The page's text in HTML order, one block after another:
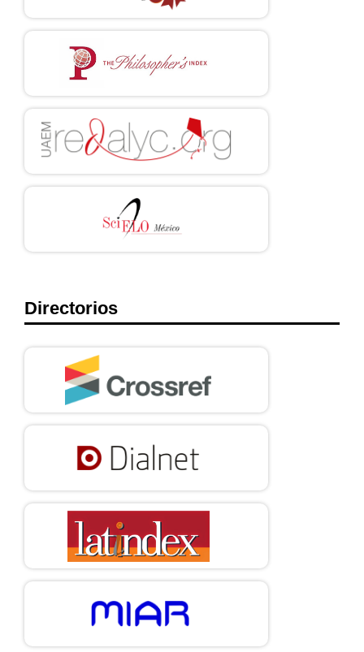
https://revistas.anahuac.mx/bioetica/issue/
pensamiento de Elio Sgreccia. Entrevista a Elio Sgreccia. Med
Ética Rev Int Bioét Deontol Ética Médica. 2018; 29(1):143–58.
Disponible en:
https://revistas.anahuac.mx/index.php/bioetica/issue/view/98/Vol
%2029%201
Gavlik Mendes MW. Atualidade da bioética personalista
ontologicamente fundada. Visão atual e reflexões com vista a sua
maior expansão. Roma: APRA; 2024.
Directorios